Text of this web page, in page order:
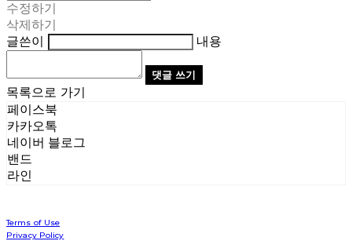
수정하기
삭제하기
글쓴이
내용
댓글 쓰기
목록으로 가기
페이스북
카카오톡
네이버 블로그
밴드
라인
Terms of Use
Privacy Policy